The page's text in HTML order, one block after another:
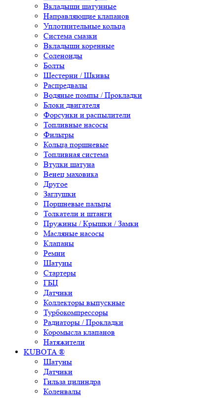
Вкладыши шатунные
Направляющие клапанов
Уплотнительные кольца
Система смазки
Вкладыши коренные
Соленоиды
Болты
Шестерни / Шкивы
Распредвалы
Водяные помпы / Прокладки
Блоки двигателя
Форсунки и распылители
Топливные насосы
Фильтры
Кольца поршневые
Топливная система
Втулки шатуна
Венец маховика
Другое
Заглушки
Поршневые пальцы
Толкатели и штанги
Пружины / Крышки / Замки
Масляные насосы
Клапаны
Ремни
Шатуны
Стартеры
ГБЦ
Датчики
Коллекторы выпускные
Турбокомпрессоры
Радиаторы / Прокладки
Коромысла клапанов
Натяжители
KUBOTA ®
Шатуны
Датчики
Гильза цилиндра
Коленвалы